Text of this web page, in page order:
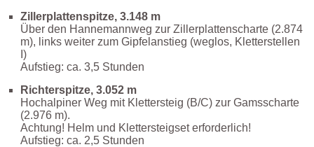
Zillerplattenspitze, 3.148 m
Über den Hannemannweg zur Zillerplattenscharte (2.874
m), links weiter zum Gipfelanstieg (weglos, Kletterstellen
I)
Aufstieg: ca. 3,5 Stunden
Richterspitze, 3.052 m
Hochalpiner Weg mit Klettersteig (B/C) zur Gamsscharte
(2.976 m).
Achtung! Helm und Klettersteigset erforderlich!
Aufstieg: ca. 2,5 Stunden